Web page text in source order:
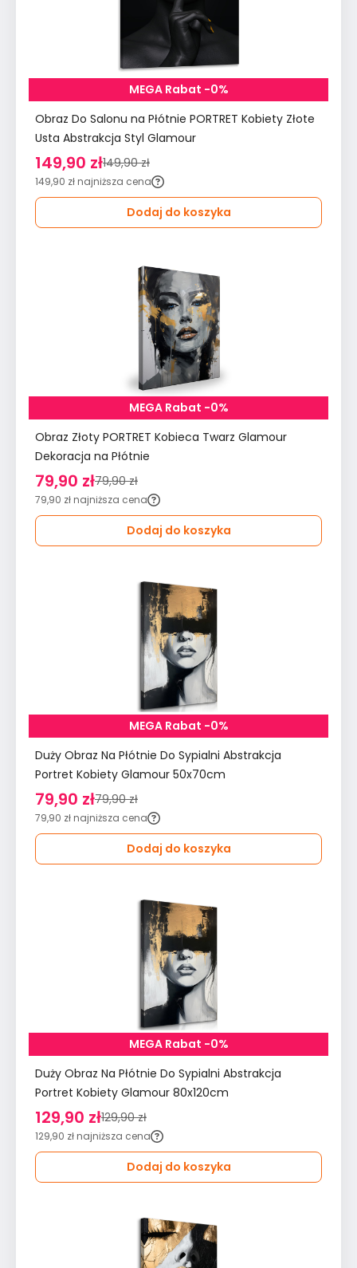
MEGA Rabat -0%
Obraz Do Salonu na Płótnie PORTRET Kobiety Złote
Usta Abstrakcja Styl Glamour
149,90 zł149,90 zł
149,90 zł najniższa cena
Dodaj do koszyka
MEGA Rabat -0%
Obraz Złoty PORTRET Kobieca Twarz Glamour
Dekoracja na Płótnie
79,90 zł79,90 zł
79,90 zł najniższa cena
Dodaj do koszyka
MEGA Rabat -0%
Duży Obraz Na Płótnie Do Sypialni Abstrakcja
Portret Kobiety Glamour 50x70cm
79,90 zł79,90 zł
79,90 zł najniższa cena
Dodaj do koszyka
MEGA Rabat -0%
Duży Obraz Na Płótnie Do Sypialni Abstrakcja
Portret Kobiety Glamour 80x120cm
129,90 zł129,90 zł
129,90 zł najniższa cena
Dodaj do koszyka